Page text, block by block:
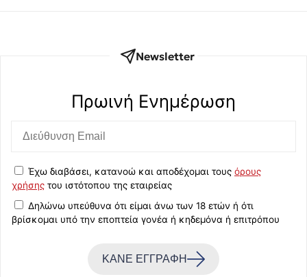
Newsletter
Πρωινή Eνημέρωση
Έχω διαβάσει, κατανοώ και αποδέχομαι τους όρους
χρήσης του ιστότοπου της εταιρείας
Δηλώνω υπεύθυνα ότι είμαι άνω των 18 ετών ή ότι
βρίσκομαι υπό την εποπτεία γονέα ή κηδεμόνα ή επιτρόπου
ΚΑΝΕ ΕΓΓΡΑΦΗ